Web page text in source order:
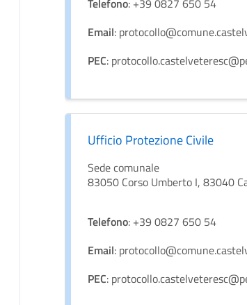
Telefono: +39 0827 650 54
Email:
PEC:
Ufficio Protezione Civile
Sede comunale
83050 Corso Umberto I, 83040
Telefono: +39 0827 650 54
Email:
PEC: